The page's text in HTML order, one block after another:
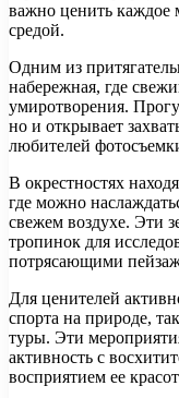
важно ценить каждое
средой.
Одним из
набережная, где
умиротворения.
но и открывает
любителей
В окрестностях
где можно
свежем воздухе. Эти
тропинок для
потрясающими
Для ценителей
спорта на природе,
туры. Эти
активность с
восприятием ее